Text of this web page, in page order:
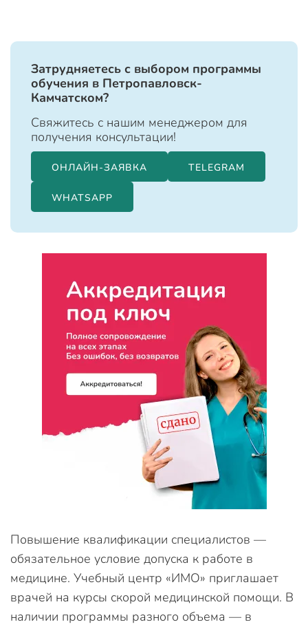
Затрудняетесь с выбором программы
обучения в Петропавловск-
Камчатском?
Свяжитесь с нашим менеджером для
получения консультации!
ОНЛАЙН-ЗАЯВКА TELEGRAM
WHATSAPP
Повышение квалификации специалистов —
обязательное условие допуска к работе в
медицине. Учебный центр «ИМО» приглашает
врачей на курсы скорой медицинской помощи. В
наличии программы разного объема — в